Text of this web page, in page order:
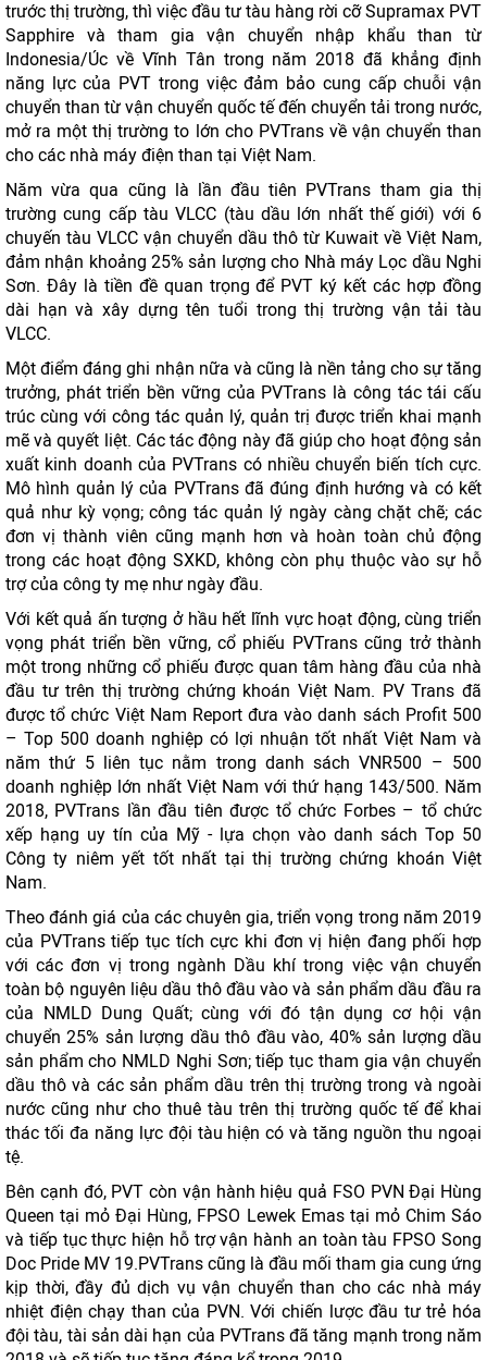
trước thị trường, thì việc đầu tư tàu hàng rời cỡ Supramax PVT
Sapphire và tham gia vận chuyển nhập khẩu than từ
Indonesia/Úc về Vĩnh Tân trong năm 2018 đã khẳng định
năng lực của PVT trong việc đảm bảo cung cấp chuỗi vận
chuyển than từ vận chuyển quốc tế đến chuyển tải trong nước,
mở ra một thị trường to lớn cho PVTrans về vận chuyển than
cho các nhà máy điện than tại Việt Nam.
Năm vừa qua cũng là lần đầu tiên PVTrans tham gia thị
trường cung cấp tàu VLCC (tàu dầu lớn nhất thế giới) với 6
chuyến tàu VLCC vận chuyển dầu thô từ Kuwait về Việt Nam,
đảm nhận khoảng 25% sản lượng cho Nhà máy Lọc dầu Nghi
Sơn. Đây là tiền đề quan trọng để PVT ký kết các hợp đồng
dài hạn và xây dựng tên tuổi trong thị trường vận tải tàu
VLCC.
Một điểm đáng ghi nhận nữa và cũng là nền tảng cho sự tăng
trưởng, phát triển bền vững của PVTrans là công tác tái cấu
trúc cùng với công tác quản lý, quản trị được triển khai mạnh
mẽ và quyết liệt. Các tác động này đã giúp cho hoạt động sản
xuất kinh doanh của PVTrans có nhiều chuyển biến tích cực.
Mô hình quản lý của PVTrans đã đúng định hướng và có kết
quả như kỳ vọng; công tác quản lý ngày càng chặt chẽ; các
đơn vị thành viên cũng mạnh hơn và hoàn toàn chủ động
trong các hoạt động SXKD, không còn phụ thuộc vào sự hỗ
trợ của công ty mẹ như ngày đầu.
Với kết quả ấn tượng ở hầu hết lĩnh vực hoạt động, cùng triển
vọng phát triển bền vững, cổ phiếu PVTrans cũng trở thành
một trong những cổ phiếu được quan tâm hàng đầu của nhà
đầu tư trên thị trường chứng khoán Việt Nam. PV Trans đã
được tổ chức Việt Nam Report đưa vào danh sách Profit 500
– Top 500 doanh nghiệp có lợi nhuận tốt nhất Việt Nam và
năm thứ 5 liên tục nằm trong danh sách VNR500 – 500
doanh nghiệp lớn nhất Việt Nam với thứ hạng 143/500. Năm
2018, PVTrans lần đầu tiên được tổ chức Forbes – tổ chức
xếp hạng uy tín của Mỹ - lựa chọn vào danh sách Top 50
Công ty niêm yết tốt nhất tại thị trường chứng khoán Việt
Nam.
Theo đánh giá của các chuyên gia, triển vọng trong năm 2019
của PVTrans tiếp tục tích cực khi đơn vị hiện đang phối hợp
với các đơn vị trong ngành Dầu khí trong việc vận chuyển
toàn bộ nguyên liệu dầu thô đầu vào và sản phẩm dầu đầu ra
của NMLD Dung Quất; cùng với đó tận dụng cơ hội vận
chuyển 25% sản lượng dầu thô đầu vào, 40% sản lượng dầu
sản phẩm cho NMLD Nghi Sơn; tiếp tục tham gia vận chuyển
dầu thô và các sản phẩm dầu trên thị trường trong và ngoài
nước cũng như cho thuê tàu trên thị trường quốc tế để khai
thác tối đa năng lực đội tàu hiện có và tăng nguồn thu ngoại
tệ.
Bên cạnh đó, PVT còn vận hành hiệu quả FSO PVN Đại Hùng
Queen tại mỏ Đại Hùng, FPSO Lewek Emas tại mỏ Chim Sáo
và tiếp tục thực hiện hỗ trợ vận hành an toàn tàu FPSO Song
Doc Pride MV 19.PVTrans cũng là đầu mối tham gia cung ứng
kịp thời, đầy đủ dịch vụ vận chuyển than cho các nhà máy
nhiệt điện chạy than của PVN. Với chiến lược đầu tư trẻ hóa
đội tàu, tài sản dài hạn của PVTrans đã tăng mạnh trong năm